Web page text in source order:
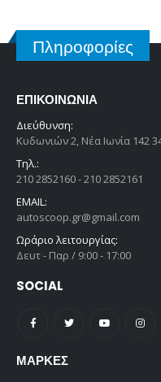
Πληροφορίες
ΕΠΙΚΟΙΝΩΝΊΑ
Διεύθυνση:
Κυδωνιών 2, Νέα Ιωνία 142
Τηλ.:
210 2852160 - 210 2852161
EMAIL:
autoscoop.gr@gmail.com
Ωράριο λειτουργίας:
Δευτ - Παρ / 9:00 - 17:00
SOCIAL
ΜΆΡΚΕΣ